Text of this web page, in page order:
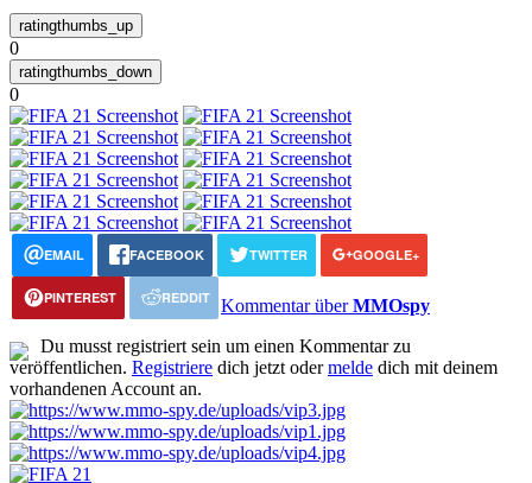
0
0
EMAIL FACEBOOK TWITTER GOOGLE+
PINTEREST REDDIT Kommentar überMMOspy
Du musst registriert sein um einen Kommentar zu
veröffentlichen. Registriere dich jetzt odermelde dich mit deinem
vorhandenen Account an.